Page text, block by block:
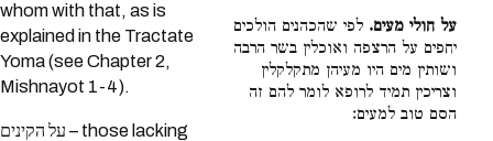
whom with that, as is
explained in the Tractate
Yoma (see Chapter 2,
Mishnayot 1-4).
על הקינים – those lacking
על חולי מעים. לפי שהכהנים הולכים
יחפים על הרצפה ואוכלין בשר הרבה
ושותין מים היו מעיהן מתקלקלין
וצריכין תמיד לרופא לומר להם זה
הסם טוב למעים: